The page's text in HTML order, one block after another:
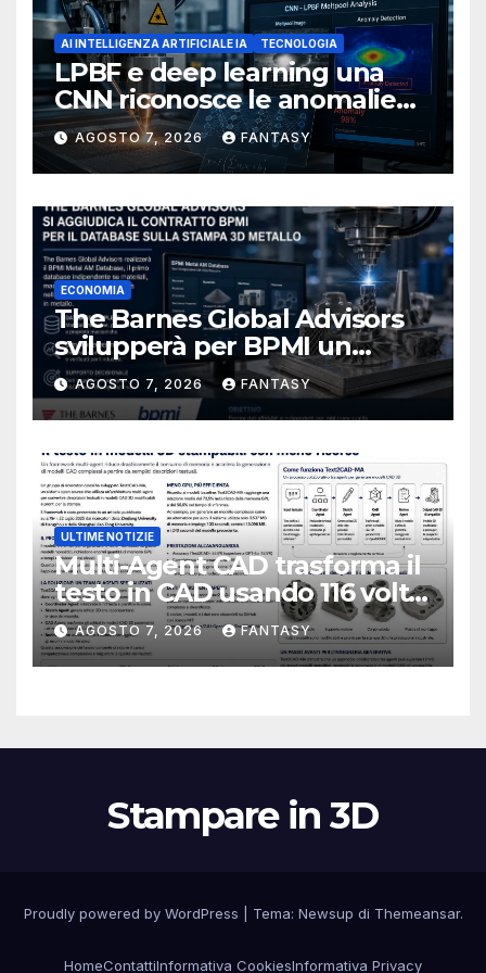
AI INTELLIGENZA ARTIFICIALE IA TECNOLOGIA
LPBF e deep learning una
CNN riconosce le anomalie
del bagno di fusione
AGOSTO 7, 2026 FANTASY
ECONOMIA
The Barnes Global Advisors
svilupperà per BPMI un
database per la stampa 3D
metallica destinata alla filiera
navale statunitense
AGOSTO 7, 2026 FANTASY
ULTIME NOTIZIE
Multi-Agent CAD trasforma il
testo in CAD usando 116 volte
meno token
AGOSTO 7, 2026 FANTASY
Stampare in 3D
Proudly powered by WordPress Tema: Newsup di Themeansar.
HomeContattiInformativa CookiesInformativa Privacy